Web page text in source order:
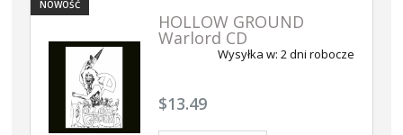
HOLLOW GROUND
Warlord CD
Wysyłka w: 2 dni robocze
$13.49
NOWOŚĆ